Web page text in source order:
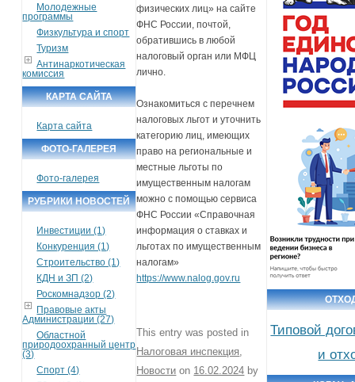
Молодежные
программы
Физкультура и спорт
Туризм
Антинаркотическая
комиссия
КАРТА САЙТА
Карта сайта
ФОТО-ГАЛЕРЕЯ
Фото-галерея
РУБРИКИ НОВОСТЕЙ
Инвестиции (1)
Конкуренция (1)
Строительство (1)
КДН и ЗП (2)
Роскомнадзор (2)
Правовые акты
Администрации (27)
Областной
природоохранный центр
(3)
Спорт (4)
физических лиц» на сайте
ФНС России, почтой,
обратившись в любой
налоговый орган или МФЦ
лично.
Ознакомиться с перечнем
налоговых льгот и уточнить
категорию лиц, имеющих
право на региональные и
местные льготы по
имущественным налогам
можно с помощью сервиса
ФНС России «Справочная
информация о ставках и
льготах по имущественным
налогам»
https://www.nalog.gov.ru
This entry was posted in
Налоговая инспекция,
Новости on 16.02.2024 by
Типовой
и